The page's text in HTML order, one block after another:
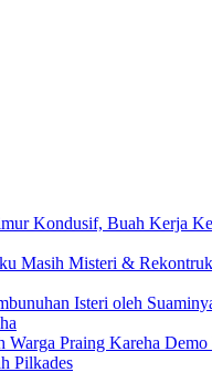
Kondusif, Buah Kerja
Masih Misteri &
Isteri oleh
Warga Praing Kareha